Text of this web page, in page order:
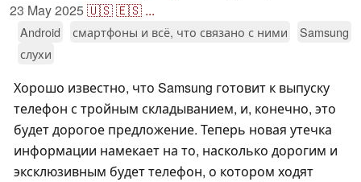
23 May 2025🇺🇸🇪🇸 ...
Android смартфоны и всё, что связано с ними
Samsung
слухи
Хорошо известно, что Samsung готовит к выпуску
телефон с тройным складыванием, и, конечно, это
будет дорогое предложение. Теперь новая утечка
информации намекает на то, насколько дорогим и
эксклюзивным будет телефон, о котором ходят